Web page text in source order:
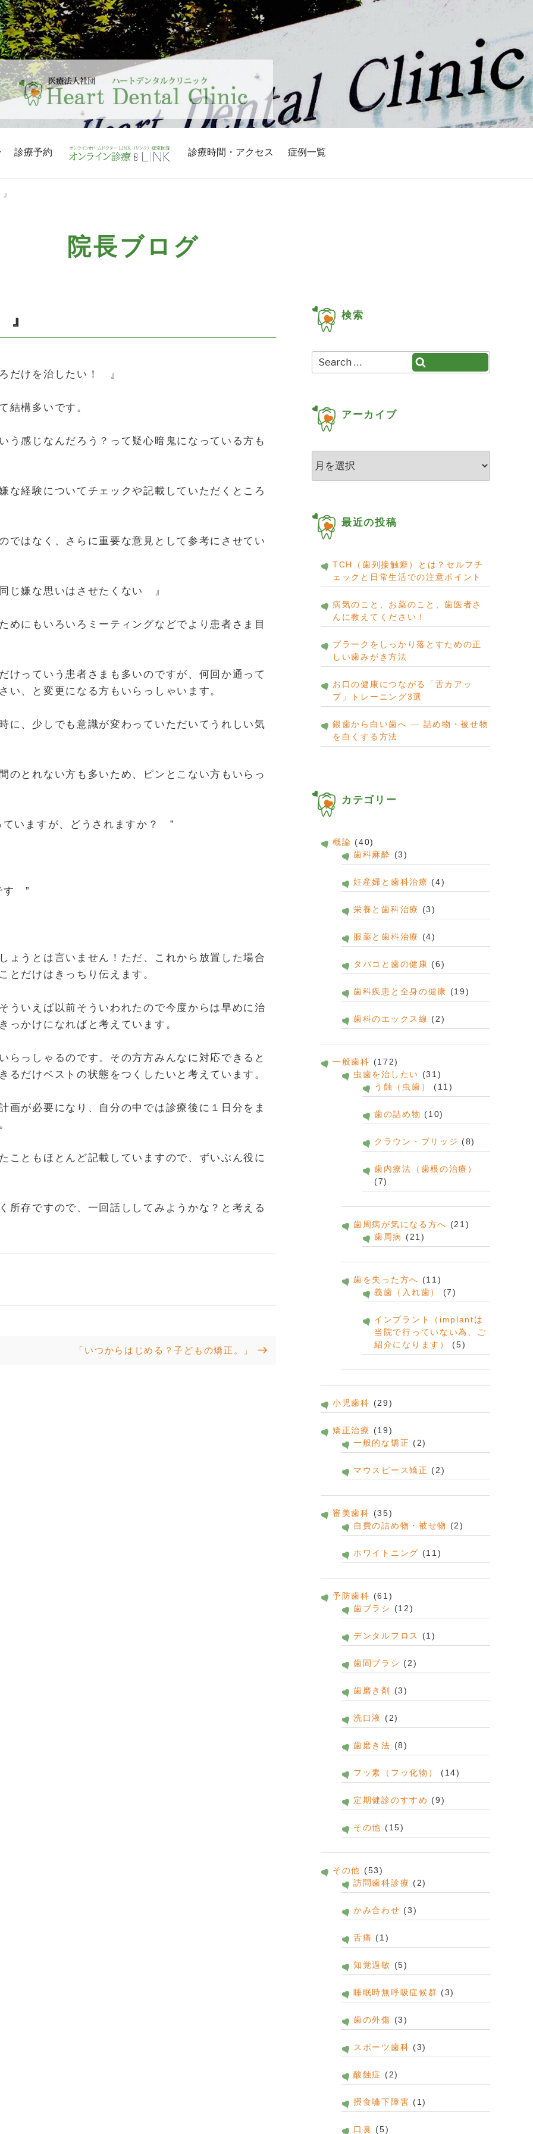
診療予約 診療時間・アクセス 症例一覧
院長ブログ
治したい！ 』
結構多いです。
う感じなんだろう？って疑心暗鬼になっている方も
な経験についてチェックや記載していただくところ
ではなく、さらに重要な意見として参考にさせてい
いはさせたくない 』
めにもいろいろミーティングなどでより患者さま目
けっていう患者さまも多いのですが、何回か通って
い、と変更になる方もいらっしゃいます。
に、少しでも意識が変わっていただいてうれしい気
のとれない方も多いため、ピンとこない方もいらっ
、どうされますか？ ”
”
ょうとは言いません！ただ、これから放置した場合
とだけはきっちり伝えます。
ういえば以前そういわれたので今度からは早めに治
っかけになればと考えています。
らっしゃるのです。その方方みんなに対応できると
るだけベストの状態をつくしたいと考えています。
画が必要になり、自分の中では診療後に１日分をま
こともほとんど記載していますので、ずいぶん役に
所存ですので、一回話ししてみようかな？と考える
Next
「いつからはじめる？子どもの矯正。」
検索
Search
for:
アーカイブ
ー
カ
最近の投稿
TCH（歯列接触癖）とは？セルフチ
ェックと日常生活での注意ポイント
病気のこと、お薬のこと、歯医者さ
んに教えてください！
プラークをしっかり落とすための正
しい歯みがき方法
お口の健康につながる「舌カアッ
プ」トレーニング3選
銀歯から白い歯へ ― 詰め物・被せ物
を白くする方法
カテゴリー
概論 (40)
歯科麻酔 (3)
妊産婦と歯科治療 (4)
栄養と歯科治療 (3)
服薬と歯科治療 (4)
タバコと歯の健康 (6)
歯科疾患と全身の健康 (19)
歯科のエックス線 (2)
一般歯科 (172)
虫歯を治したい (31)
う蝕（虫歯）
(11)
歯の詰め物 (10)
クラウン・ブリッジ (8)
歯内療法（歯根の治療）
(7)
歯周病が気になる方へ (21)
歯周病
(21)
歯を失った方へ (11)
義歯（入れ歯）
(7)
インプラント（implantは
当院で行っていない為、ご
紹介になります）
(5)
小児歯科 (29)
矯正治療
(19)
一般的な矯正 (2)
マウスピース矯正 (2)
審美歯科 (35)
自費の詰め物・被せ物
(2)
ホワイトニング (11)
予防歯科 (61)
歯ブラシ
(12)
デンタルフロス (1)
歯間ブラシ (2)
歯磨き剤 (3)
洗口液 (2)
歯磨き法 (8)
フッ素（フッ化物） (14)
定期健診のすすめ (9)
その他 (15)
その他 (53)
訪問歯科診療 (2)
かみ合わせ (3)
舌痛 (1)
知覚過敏 (5)
睡眠時無呼吸症候群 (3)
歯の外傷 (3)
スポーツ歯科 (3)
酸蝕症 (2)
摂食嚥下障害 (1)
口臭 (5)